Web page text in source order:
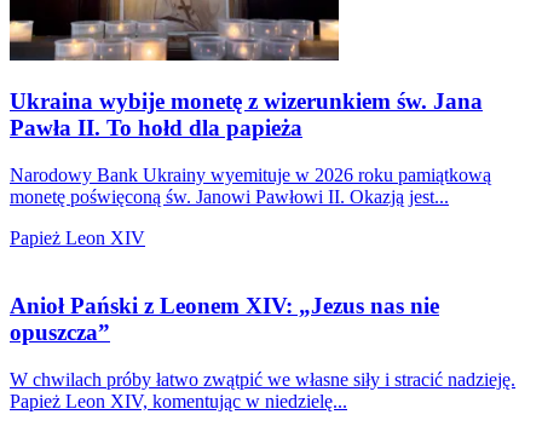
Ukraina wybije monetę z wizerunkiem św. Jana
Pawła II. To hołd dla papieża
Narodowy Bank Ukrainy wyemituje w 2026 roku pamiątkową
monetę poświęconą św. Janowi Pawłowi II. Okazją jest...
Papież Leon XIV
Anioł Pański z Leonem XIV: „Jezus nas nie
opuszcza”
W chwilach próby łatwo zwątpić we własne siły i stracić nadzieję.
Papież Leon XIV, komentując w niedzielę...